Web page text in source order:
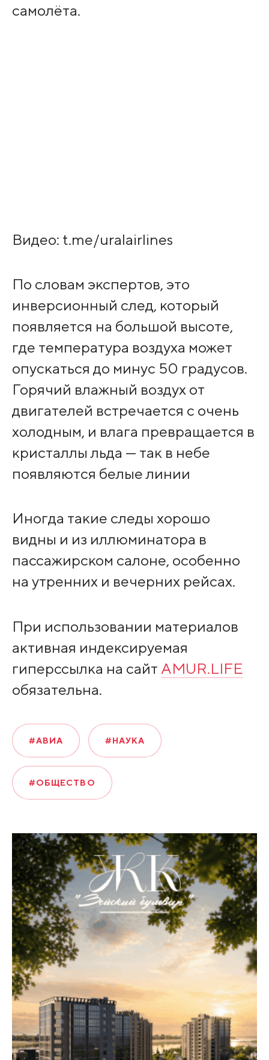
самолёта.
Видео: t.me/uralairlines
По словам экспертов, это
инверсионный след, который
появляется на большой высоте,
где температура воздуха может
опускаться до минус 50 градусов.
Горячий влажный воздух от
двигателей встречается с очень
холодным, и влага превращается в
кристаллы льда — так в небе
появляются белые линии
Иногда такие следы хорошо
видны и из иллюминатора в
пассажирском салоне, особенно
на утренних и вечерних рейсах.
При использовании материалов
активная индексируемая
гиперссылка на сайт AMUR.LIFE
обязательна.
#АВИА #НАУКА
#ОБЩЕСТВО